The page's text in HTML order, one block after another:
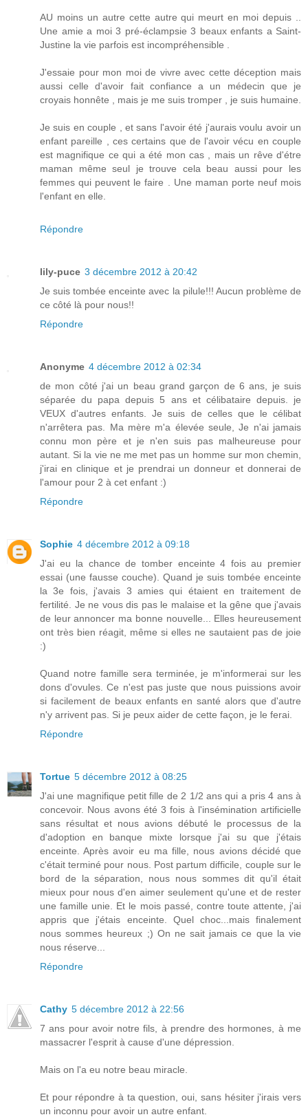
AU moins un autre cette autre qui meurt en moi depuis ..
Une amie a moi 3 pré-éclampsie 3 beaux enfants a Saint-
Justine la vie parfois est incompréhensible .
J'essaie pour mon moi de vivre avec cette déception mais
aussi celle d'avoir fait confiance a un médecin que je
croyais honnête , mais je me suis tromper , je suis humaine.
Je suis en couple , et sans l'avoir été j'aurais voulu avoir un
enfant pareille , ces certains que de l'avoir vécu en couple
est magnifique ce qui a été mon cas , mais un rêve d'étre
maman même seul je trouve cela beau aussi pour les
femmes qui peuvent le faire . Une maman porte neuf mois
l'enfant en elle.
Répondre
lily-puce 3 décembre 2012 à 20:42
Je suis tombée enceinte avec la pilule!!! Aucun problème de
ce côté là pour nous!!
Répondre
Anonyme 4 décembre 2012 à 02:34
de mon côté j'ai un beau grand garçon de 6 ans, je suis
séparée du papa depuis 5 ans et célibataire depuis. je
VEUX d'autres enfants. Je suis de celles que le célibat
n'arrêtera pas. Ma mère m'a élevée seule, Je n'ai jamais
connu mon père et je n'en suis pas malheureuse pour
autant. Si la vie ne me met pas un homme sur mon chemin,
j'irai en clinique et je prendrai un donneur et donnerai de
l'amour pour 2 à cet enfant :)
Répondre
Sophie 4 décembre 2012 à 09:18
J'ai eu la chance de tomber enceinte 4 fois au premier
essai (une fausse couche). Quand je suis tombée enceinte
la 3e fois, j'avais 3 amies qui étaient en traitement de
fertilité. Je ne vous dis pas le malaise et la gêne que j'avais
de leur annoncer ma bonne nouvelle... Elles heureusement
ont très bien réagit, même si elles ne sautaient pas de joie
:)
Quand notre famille sera terminée, je m'informerai sur les
dons d'ovules. Ce n'est pas juste que nous puissions avoir
si facilement de beaux enfants en santé alors que d'autre
n'y arrivent pas. Si je peux aider de cette façon, je le ferai.
Répondre
Tortue 5 décembre 2012 à 08:25
J'ai une magnifique petit fille de 2 1/2 ans qui a pris 4 ans à
concevoir. Nous avons été 3 fois à l'insémination artificielle
sans résultat et nous avions débuté le processus de la
d'adoption en banque mixte lorsque j'ai su que j'étais
enceinte. Après avoir eu ma fille, nous avions décidé que
c'était terminé pour nous. Post partum difficile, couple sur le
bord de la séparation, nous nous sommes dit qu'il était
mieux pour nous d'en aimer seulement qu'une et de rester
une famille unie. Et le mois passé, contre toute attente, j'ai
appris que j'étais enceinte. Quel choc...mais finalement
nous sommes heureux ;) On ne sait jamais ce que la vie
nous réserve...
Répondre
Cathy 5 décembre 2012 à 22:56
7 ans pour avoir notre fils, à prendre des hormones, à me
massacrer l'esprit à cause d'une dépression.
Mais on l'a eu notre beau miracle.
Et pour répondre à ta question, oui, sans hésiter j'irais vers
un inconnu pour avoir un autre enfant.